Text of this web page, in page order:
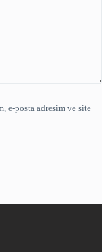
e-posta adresim ve site